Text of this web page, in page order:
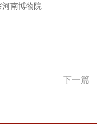
河南博物院
下一篇